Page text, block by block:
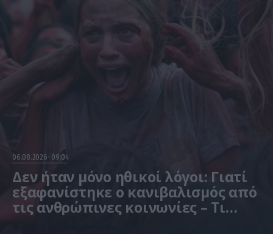
06.08.2026 09:04
Δεν ήταν μόνο ηθικοί λόγοι: Γιατί
εξαφανίστηκε ο κανιβαλισμός από
τις ανθρώπινες κοινωνίες – Τι